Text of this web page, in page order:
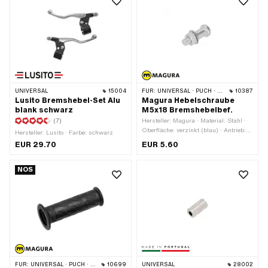
UNIVERSAL 15004
Lusito Bremshebel-Set Alu
blank schwarz
(7)
Hersteller: Lusito · Farbe: schwarz
EUR 29.70
FÜR: UNIVERSAL · PUCH · SACHS · PONY / CILO (BETA 521 & 512) · ZÜNDAPP BELMONDO · CILO 10387
Magura Hebelschraube
M5x18 Bremshebelbef.
Hersteller: Magura · Material: Stahl ·
Oberfläche: verzinkt (blau) · Antrieb:
Gesamtlänge: 21.5 mm · Gewindeart:
Gewindelänge: 9 mm · Länge Schaft:
EUR 5.60
NOS
FÜR: UNIVERSAL · PUCH · SACHS · PONY / CILO (BETA 521 & 512) 10699 UNIVERSAL 28002